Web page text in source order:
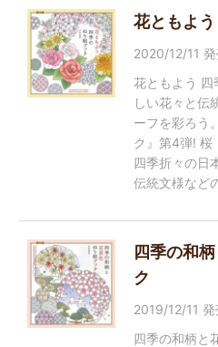
花ともよ
2020/12/11
花ともよう 四
しい花々と伝
ーフを彩ろう
ク』第4弾! 桜
四季折々の日
伝統文様など
四季の和
ク
2019/12/11
四季の和柄と